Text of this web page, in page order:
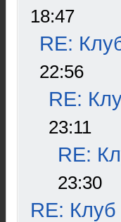
18:47
RE:
22:56
RE:
23:11
RE:
23:30
RE: